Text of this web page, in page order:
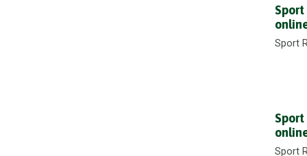
Sport
Sport
Sport
Sport